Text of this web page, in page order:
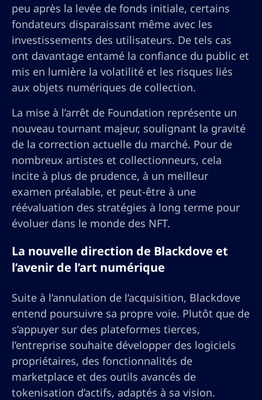
peu après la levée de fonds initiale, certains
fondateurs disparaissant même avec les
investissements des utilisateurs. De tels cas
ont davantage entamé la confiance du public et
mis en lumière la volatilité et les risques liés
aux objets numériques de collection.
La mise à l’arrêt de Foundation représente un
nouveau tournant majeur, soulignant la gravité
de la correction actuelle du marché. Pour de
nombreux artistes et collectionneurs, cela
incite à plus de prudence, à un meilleur
examen préalable, et peut-être à une
réévaluation des stratégies à long terme pour
évoluer dans le monde des NFT.
La nouvelle direction de Blackdove et
l’avenir de l’art numérique
Suite à l’annulation de l’acquisition, Blackdove
entend poursuivre sa propre voie. Plutôt que de
s’appuyer sur des plateformes tierces,
l’entreprise souhaite développer des logiciels
propriétaires, des fonctionnalités de
marketplace et des outils avancés de
tokenisation d’actifs, adaptés à sa vision.